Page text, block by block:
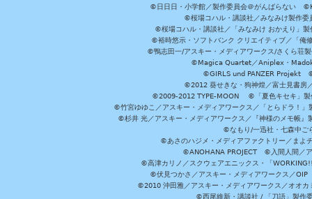
©日日日・小学館／製作委員会＠がんばらない
©桜場コハル・講談社／みなみけ製作
©桜場コハル・講談社／「みなみけ おかえり」
©裕時悠示・ソフトバンク クリエイティブ／「
©鴨志田一/アスキー・メディアワークス/さく
©Magica Quartet／Aniplex・
©GIRLS und PANZER Projekt ©
©2012 葵せきな・狗神煌／富士見書
©2009-2012 TYPE-MOON ©「夏色キセキ」製
©竹宮ゆゆこ／アスキー・メディアワークス／「とらドラ！
©杉井 光／アスキー・メディアワークス／『神様のメモ帳
©なもり/一迅社・七森中
©あさのハジメ・メディアファクトリー／ま
©ANOHANA PROJECT ©入間人間／ア
©高津カリノ／スクウェアエニックス・「
©伏見つかさ／アスキー・メディアワークス／
©2010 沖田雅／アスキー・メディアワークス／オオ
©西尾維新・講談社 / 「刀語」製作